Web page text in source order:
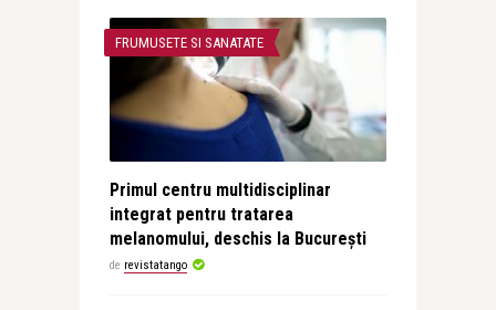
FRUMUSETE SI SANATATE
Primul centru multidisciplinar
integrat pentru tratarea
melanomului, deschis la București
de revistatango